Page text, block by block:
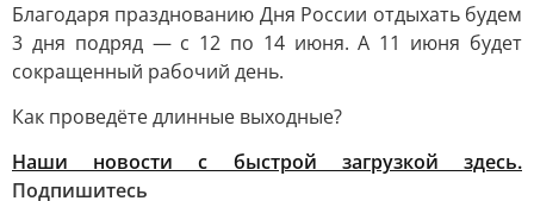
Благодаря празднованию Дня России отдыхать будем
3 дня подряд — с 12 по 14 июня. А 11 июня будет
сокращенный рабочий день.
Как проведёте длинные выходные?
Наши новости с быстрой загрузкой здесь.
Подпишитесь